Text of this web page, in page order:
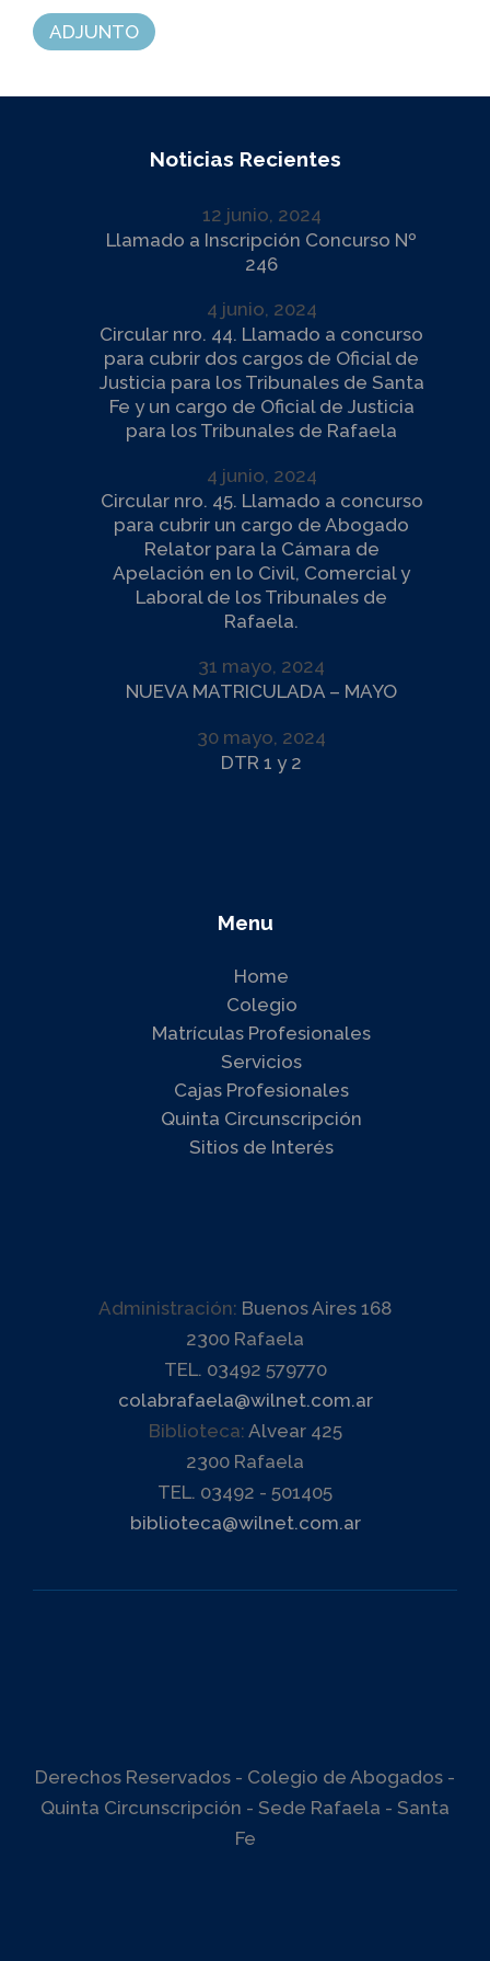
ADJUNTO
Noticias Recientes
12 junio, 2024
Llamado a Inscripción Concurso Nº
246
4 junio, 2024
Circular nro. 44. Llamado a concurso
para cubrir dos cargos de Oficial de
Justicia para los Tribunales de Santa
Fe y un cargo de Oficial de Justicia
para los Tribunales de Rafaela
4 junio, 2024
Circular nro. 45. Llamado a concurso
para cubrir un cargo de Abogado
Relator para la Cámara de
Apelación en lo Civil, Comercial y
Laboral de los Tribunales de
Rafaela.
31 mayo, 2024
NUEVA MATRICULADA – MAYO
30 mayo, 2024
DTR 1 y 2
Menu
Home
Colegio
Matrículas Profesionales
Servicios
Cajas Profesionales
Quinta Circunscripción
Sitios de Interés
Administración: Buenos Aires 168
2300 Rafaela
TEL. 03492 579770
colabrafaela@wilnet.com.ar
Biblioteca: Alvear 425
2300 Rafaela
TEL. 03492 - 501405
biblioteca@wilnet.com.ar
Derechos Reservados - Colegio de Abogados -
Quinta Circunscripción - Sede Rafaela - Santa
Fe